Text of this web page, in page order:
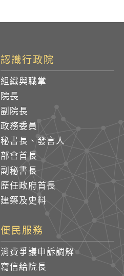
認識行政院
組織與職掌
院長
副院長
政務委員
秘書長、發言人
部會首長
副秘書長
歷任政府首長
建築及史料
便民服務
消費爭議申訴調解
寫信給院長